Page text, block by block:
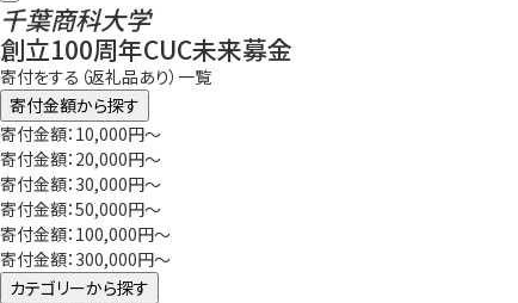
千葉商科大学
創立100周年CUC未来募金
寄付をする（返礼品あり）一覧
寄付金額から探す
寄付金額：10,000円～
寄付金額：20,000円～
寄付金額：30,000円～
寄付金額：50,000円～
寄付金額：100,000円～
寄付金額：300,000円～
カテゴリーから探す